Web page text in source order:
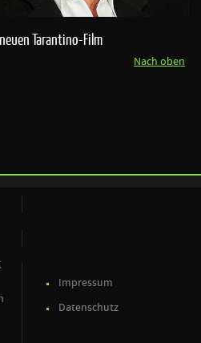
Tarantino-Film
Nach oben
Impressum
Datenschutz